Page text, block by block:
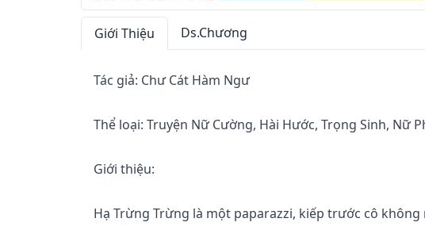
Giới Thiệu Ds.Chương
Tác giả: Chư Cát Hàm Ngư
Thể loại: Truyện Nữ Cường, Hài Hước, Trọng Sinh, Nữ
Giới thiệu:
Hạ Trừng Trừng là một paparazzi, kiếp trước cô